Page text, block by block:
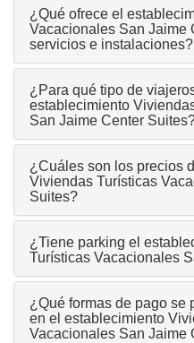
¿Qué ofrece el
Vacacionales San Jaime
servicios e instalaciones?
¿Para qué tipo de
establecimiento
San Jaime Center
¿Cuáles son los precios
Viviendas Turísticas
Suites?
¿Tiene parking el
Turísticas Vacacionales
¿Qué formas de pago se
en el establecimiento
Vacacionales San Jaime